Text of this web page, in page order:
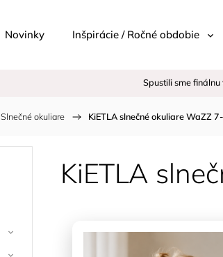
Novinky Inšpirácie / Ročné obdobie
Spustili sme
Slnečné okuliare / KiETLA slnečné okuliare WaZZ
KiETLA